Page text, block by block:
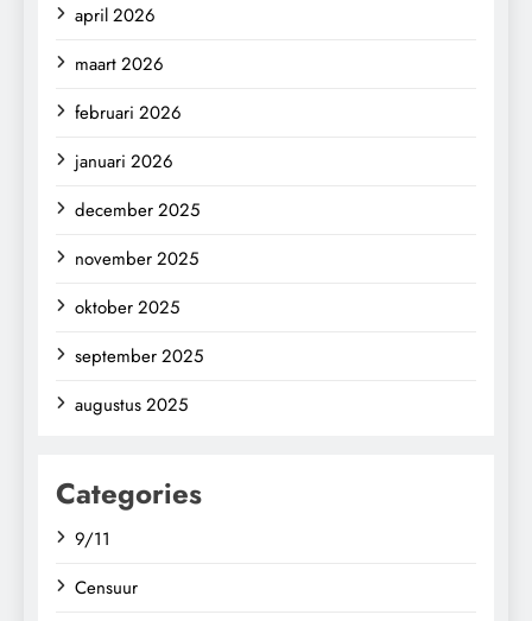
april 2026
maart 2026
februari 2026
januari 2026
december 2025
november 2025
oktober 2025
september 2025
augustus 2025
Categories
9/11
Censuur